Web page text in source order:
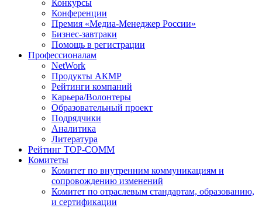
Конкурсы
Конференции
Премия «Медиа-Менеджер России»
Бизнес-завтраки
Помощь в регистрации
Профессионалам
NetWork
Продукты АКМР
Рейтинги компаний
Карьера/Волонтеры
Образовательный проект
Подрядчики
Аналитика
Литература
Рейтинг TOP-COMM
Комитеты
Комитет по внутренним коммуникациям и
сопровождению изменений
Комитет по отраслевым стандартам, образованию,
и сертификации